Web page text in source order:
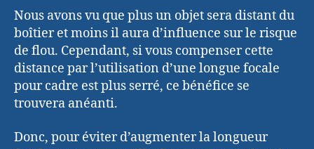
Nous avons vu que plus un objet sera distant du
boîtier et moins il aura d’influence sur le risque
de flou. Cependant, si vous compenser cette
distance par l’utilisation d’une longue focale
pour cadre est plus serré, ce bénéfice se
trouvera anéanti.
Donc, pour éviter d’augmenter la longueur